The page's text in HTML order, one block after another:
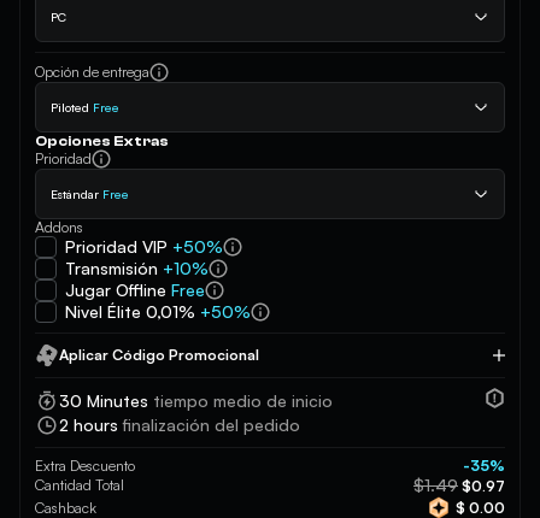
PC
Opción de entrega
Piloted Free
Opciones Extras
Prioridad
Estándar Free
Addons
Prioridad VIP +50%
Transmisión +10%
Jugar Offline Free
Nivel Élite 0,01% +50%
Aplicar Código Promocional
30 Minutes tiempo medio de inicio
2 hours finalización del pedido
Extra Descuento
-35%
Cantidad Total
$1.49 $0.97
Cashback
$ 0.00